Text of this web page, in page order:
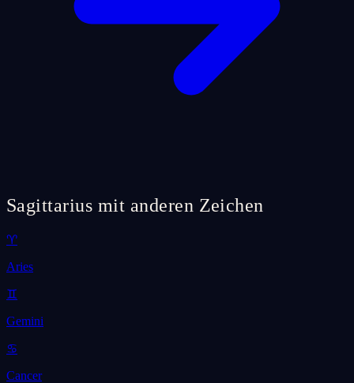
Sagittarius mit anderen Zeichen
♈
Aries
♊
Gemini
♋
Cancer